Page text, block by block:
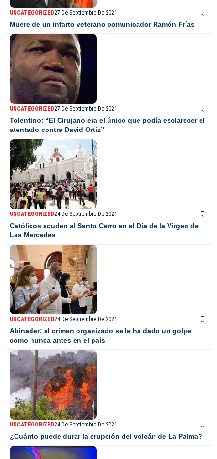
UNCATEGORIZED27 De Septiembre De 2021
Muere de un infarto veterano comunicador Ramón Frías
UNCATEGORIZED27 De Septiembre De 2021
Tolentino: “El Cirujano era el único que podía esclarecer el
atentado contra David Ortiz”
UNCATEGORIZED24 De Septiembre De 2021
Católicos acuden al Santo Cerro en el Día de la Virgen de
Las Mercedes
UNCATEGORIZED24 De Septiembre De 2021
Abinader: al crimen organizado se le ha dado un golpe
como nunca antes en el país
UNCATEGORIZED24 De Septiembre De 2021
¿Cuánto puede durar la erupción del volcán de La Palma?